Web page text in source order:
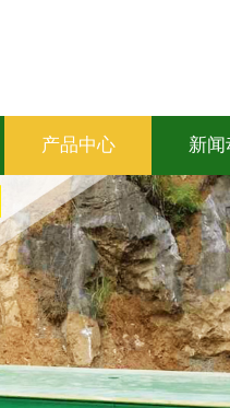
产品中心 新闻